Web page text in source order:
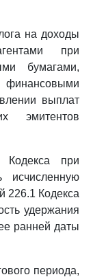
на доходы
при
бумагами,
выплат
эмитентов
Кодекса при
исчисленную
226.1 Кодекса
удержания
ранней даты
периода,